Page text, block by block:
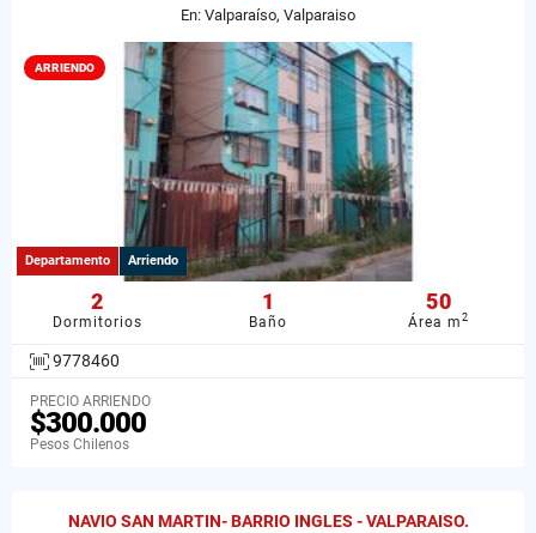
En: Valparaíso, Valparaiso
ARRIENDO
Departamento Arriendo
2
Dormitorios
1
Baño
50
Área m2
9778460
PRECIO ARRIENDO
$300.000
Pesos Chilenos
NAVIO SAN MARTIN- BARRIO INGLES - VALPARAISO.